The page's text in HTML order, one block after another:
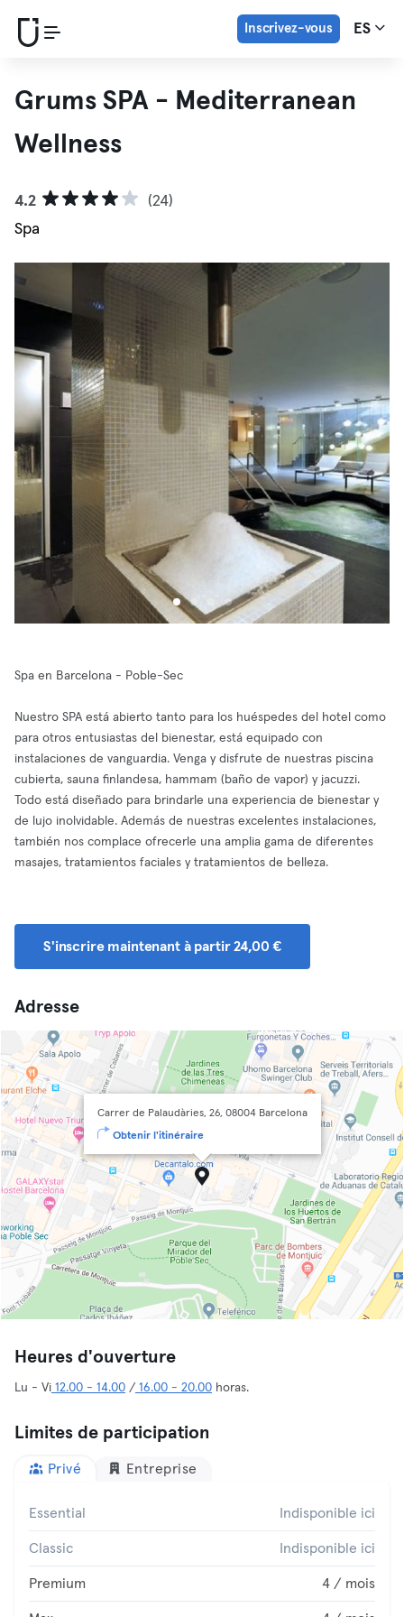
Inscrivez-vous ES
Grums SPA - Mediterranean
Wellness
4.2
(24)
Spa
Spa en Barcelona - Poble-Sec
Nuestro SPA está abierto tanto para los huéspedes del hotel como
para otros entusiastas del bienestar, está equipado con
instalaciones de vanguardia. Venga y disfrute de nuestras piscina
cubierta, sauna finlandesa, hammam (baño de vapor) y jacuzzi.
Todo está diseñado para brindarle una experiencia de bienestar y
de lujo inolvidable. Además de nuestras excelentes instalaciones,
también nos complace ofrecerle una amplia gama de diferentes
masajes, tratamientos faciales y tratamientos de belleza.
S'inscrire maintenant à partir 24,00 €
Adresse
Carrer de Palaudàries, 26, 08004 Barcelona
Obtenir l'itinéraire
Heures d'ouverture
Lu - Vi 12.00 - 14.00 / 16.00 - 20.00 horas.
Limites de participation
Privé Entreprise
Essential Indisponible ici
Classic Indisponible ici
Premium 4 / mois